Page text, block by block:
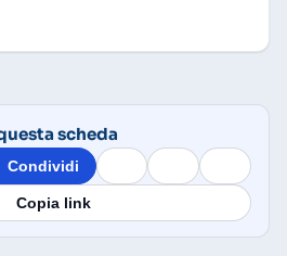
scheda
Condividi
Copia link